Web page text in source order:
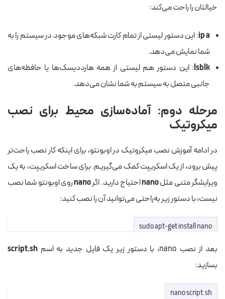
خیالتان را راحت می‌کند:
ip a: این دستور لیستی از تمام کارت شبکه‌های موجود در سیستم را به
شما نمایش می‌دهد.
lsblk: این دستور هم لیستی از همه هارددیسک‌ها یا حافظه‌های
جانبی متصل به سیستم به شما نشان می‌دهد.
مرحله دوم: آماده‌سازی محیط برای نصب
میکروتیک
در ادامه آموزش نصب میکروتیک در اوبونتو، برای اینکه کار نصب راحت‌تر
پیش برود، از یک اسکریپت کمک می‌گیریم. برای ساخت اسکریپت، به یک
ویرایشگر متنی مثلnanoاحتیاج دارید. اگرnanoروی اوبونتو شما نصب
نیست، با دستور زیر به‌راحتی می‌توانید آن را نصب کنید:
sudo apt-get install nano
بعد از نصب nano، با دستور زیر یک فایل جدید به اسم
script.sh
بسازید:
nano script.sh